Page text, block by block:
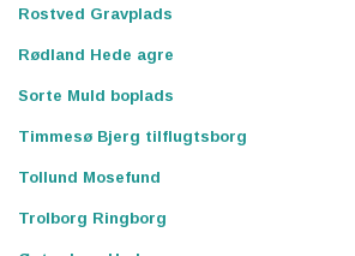
Rostved Gravplads
Rødland Hede agre
Sorte Muld boplads
Timmesø Bjerg tilflugtsborg
Tollund Mosefund
Trolborg Ringborg